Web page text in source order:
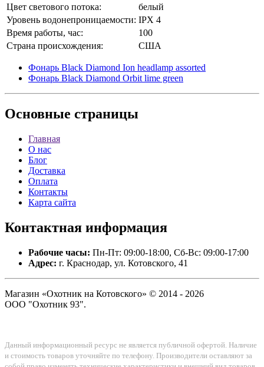
Цвет светового потока:
белый
Уровень водонепроницаемости: IPX 4
Время работы, час:
100
Страна происхождения:
США
Фонарь Black Diamond Ion headlamp assorted
Фонарь Black Diamond Orbit lime green
Основные страницы
Главная
О нас
Блог
Доставка
Оплата
Контакты
Карта сайта
Контактная информация
Рабочие часы: Пн-Пт: 09:00-18:00, Сб-Вс: 09:00-17:00
Адрес: г. Краснодар, ул. Котовского, 41
Магазин «Охотник на Котовского» © 2014 - 2026
ООО "Охотник 93".
Данный информационный ресурс не является публичной офертой. Наличие
и стоимость товаров уточняйте по телефону. Производители оставляют за